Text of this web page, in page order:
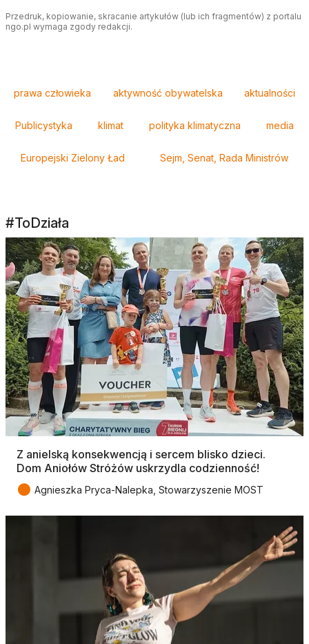
Przedruk, kopiowanie, skracanie artykułów (lub ich fragmentów) z portalu
ngo.pl wymaga zgody redakcji.
prawa człowieka aktywność obywatelska aktualności
Publicystyka klimat polityka klimatyczna media
Europejski Zielony Ład Sejm, Senat, Rada Ministrów
#ToDziała
Z anielską konsekwencją i sercem blisko dzieci.
Dom Aniołów Stróżów uskrzydla codzienność!
● Agnieszka Pryca-Nalepka, Stowarzyszenie MOST